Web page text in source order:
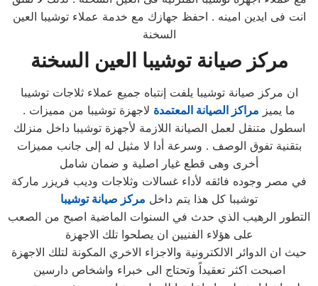
انت فى ايدين امينه . احفظ جهازك مع خدمة عملاء توشيبا العين
السخنة
مركز صيانة توشيبا العين السخنة
ان مركز صيانة توشيبا يلفت إنتباه جميع عملاء ثلاجات توشيبا
ما يميز مراكز الصيانة المعتمدة لاجهزة توشيبا من مميزات .
اسطول متنقل لعمل الصيانة اللازمة لأجهزة توشيبا داخل منزلك
بتقنية تفوق الوصف . وسرعة أدا لا مثيل له إلى جانب مميزات
أخرى وهى قطع غيار اصلية و ضمان شامل
في مصر وجوده فائقه لأداء غسالات وثلاجات وديب فريزر ماركة
توشيبا كل هذا يتم داخل مركز صيانة توشيبا
التطور الرهيب الذي حدث في السنوات الماضية اصبح من الصعب
على هؤلاء الفنيين ان يصلحوا تلك الاجهزة
حيث ان الدوائر الالكترونية والاجزاء الاخري المكونة لتلك الاجهزة
اصبحت اكثر تعقيداً وتحتاج الى خبراء واشخاص دارسين